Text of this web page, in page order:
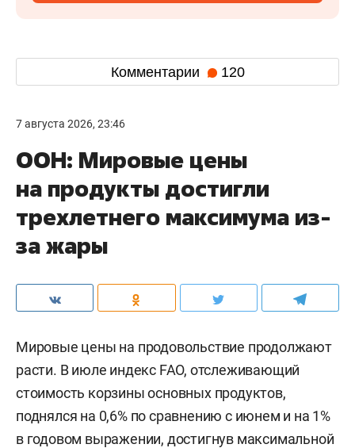
Комментарии 120
7 августа 2026, 23:46
ООН: Мировые цены
на продукты достигли
трехлетнего максимума из-
за жары
Мировые цены на продовольствие продолжают
расти. В июле индекс FAO, отслеживающий
стоимость корзины основных продуктов,
поднялся на 0,6% по сравнению с июнем и на 1%
в годовом выражении, достигнув максимальной